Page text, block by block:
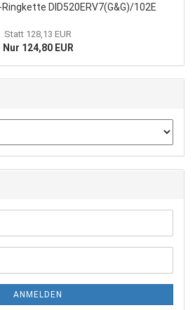
DID520ERV7(G&G)/102E
Statt 128,13 EUR
Nur 124,80 EUR
ANMELDEN